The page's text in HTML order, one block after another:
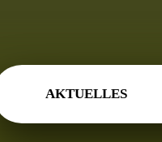
AKTUELLES